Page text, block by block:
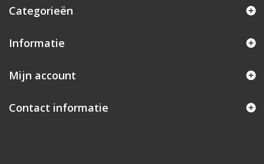
Categorieën
Informatie
Mijn account
Contact informatie